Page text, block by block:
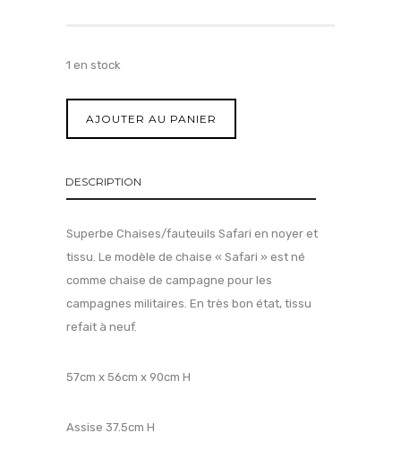
1 en stock
AJOUTER AU PANIER
DESCRIPTION
Superbe Chaises/fauteuils Safari en noyer et
tissu. Le modèle de chaise « Safari » est né
comme chaise de campagne pour les
campagnes militaires. En très bon état, tissu
refait à neuf.
57cm x 56cm x 90cm H
Assise 37.5cm H